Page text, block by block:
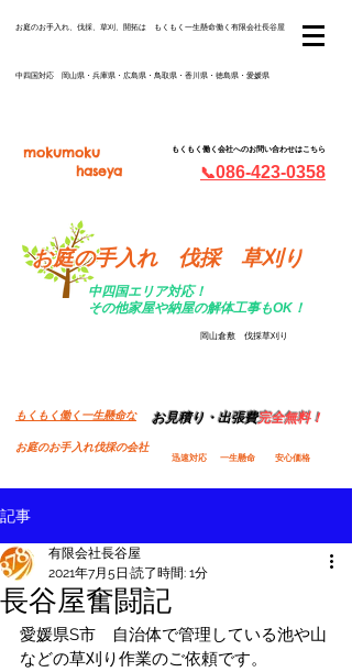
​お庭のお手入れ、伐採、草刈、開拓は もくもく一生懸命働く有限会社長谷屋
中四国対応 岡山県・兵庫県・広島県・鳥取県・香川県・徳島県・愛媛県
mokumoku
haseya
もくもく働く会社へのお問い合わせはこちら
📞086-423-0358
中四国エリア対応！
​その他家屋や納屋の解体工事もOK！
お庭の手入れ 伐採 草刈り
岡山倉敷 伐採草刈り
​もくもく働く一生懸命な お見積り・出張費完全無料！
お庭のお手入れ伐採の会社
​迅速対応 ​一生懸命 安心価格
記事
長谷屋奮闘記
有限会社長谷屋
2021年7月5日 読了時間: 1分
愛媛県S市　自治体で管理している池や山
などの草刈り作業のご依頼です。